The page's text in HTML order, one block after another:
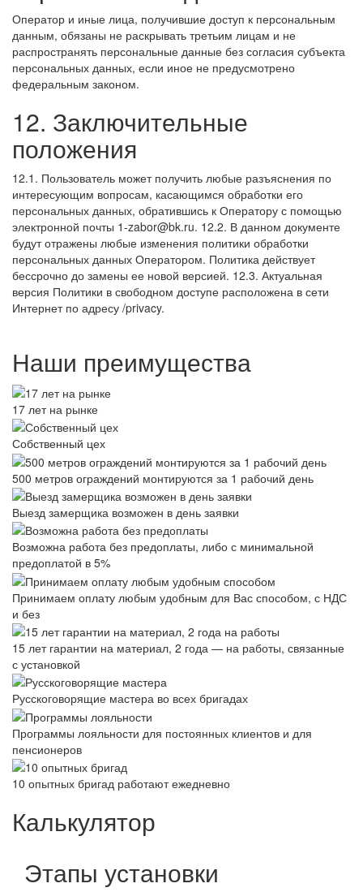
Оператор и иные лица, получившие доступ к персональным
данным, обязаны не раскрывать третьим лицам и не
распространять персональные данные без согласия субъекта
персональных данных, если иное не предусмотрено
федеральным законом.
12. Заключительные
положения
12.1. Пользователь может получить любые разъяснения по
интересующим вопросам, касающимся обработки его
персональных данных, обратившись к Оператору с помощью
электронной почты 1-zabor@bk.ru. 12.2. В данном документе
будут отражены любые изменения политики обработки
персональных данных Оператором. Политика действует
бессрочно до замены ее новой версией. 12.3. Актуальная
версия Политики в свободном доступе расположена в сети
Интернет по адресу /privacy.
Наши преимущества
17 лет на рынке
Собственный цех
500 метров ограждений монтируются за 1 рабочий день
Выезд замерщика возможен в день заявки
Возможна работа без предоплаты, либо с минимальной
предоплатой в 5%
Принимаем оплату любым удобным для Вас способом, с НДС
и без
15 лет гарантии на материал, 2 года — на работы, связанные
с установкой
Русскоговорящие мастера во всех бригадах
Программы лояльности для постоянных клиентов и для
пенсионеров
10 опытных бригад работают ежедневно
Калькулятор
Этапы установки